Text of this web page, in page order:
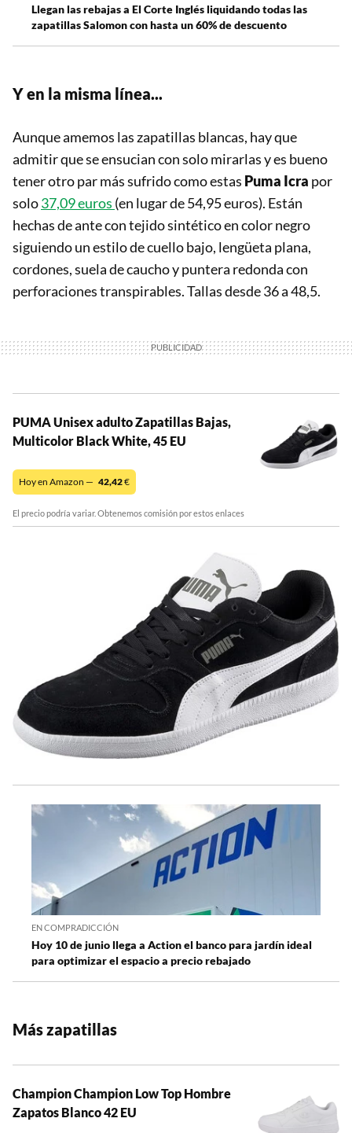
Llegan las rebajas a El Corte Inglés liquidando todas las
zapatillas Salomon con hasta un 60% de descuento
Y en la misma línea...
Aunque amemos las zapatillas blancas, hay que
admitir que se ensucian con solo mirarlas y es bueno
tener otro par más sufrido como estas Puma Icra por
solo37,09 euros (en lugar de 54,95 euros). Están
hechas de ante con tejido sintético en color negro
siguiendo un estilo de cuello bajo, lengüeta plana,
cordones, suela de caucho y puntera redonda con
perforaciones transpirables. Tallas desde 36 a 48,5.
PUMA Unisex adulto Zapatillas Bajas,
Multicolor Black White, 45 EU
Hoy en Amazon — 42,42€
El precio podría variar. Obtenemos comisión por estos enlaces
EN COMPRADICCIÓN
Hoy 10 de junio llega a Action el banco para jardín ideal
para optimizar el espacio a precio rebajado
Más zapatillas
Champion Champion Low Top Hombre
Zapatos Blanco 42 EU